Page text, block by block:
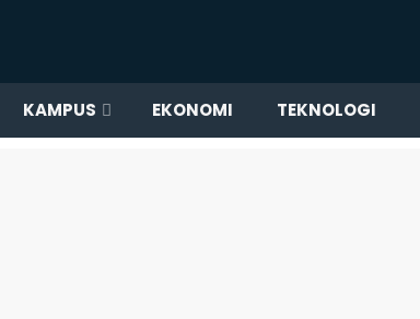
KAMPUS EKONOMI TEKNOLOGI